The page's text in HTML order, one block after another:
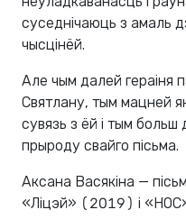
суседнічаюць з амаль
чысцінёй.
Але чым далей гераіня
Святлану, тым мацней
сувязь з ёй і тым
прыроду свайго пісьма.
Аксана Васякіна —
«Ліцэй» (2019) і